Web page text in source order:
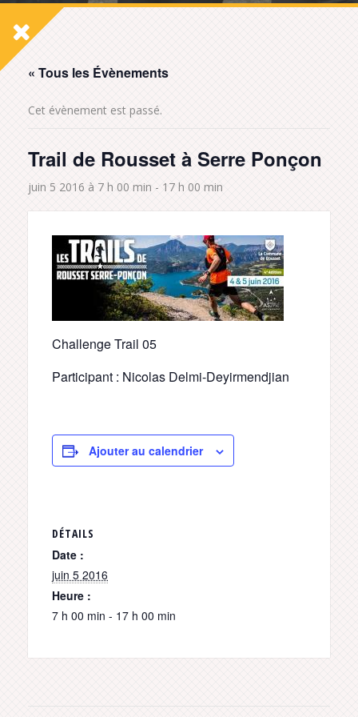
« Tous les Évènements
Cet évènement est passé.
Trail de Rousset à Serre Ponçon
juin 5 2016 à 7 h 00 min - 17 h 00 min
Challenge Trail 05
Participant : Nicolas Delmi-Deyirmendjian
Ajouter au calendrier
DÉTAILS
Date :
juin 5 2016
Heure :
7 h 00 min - 17 h 00 min